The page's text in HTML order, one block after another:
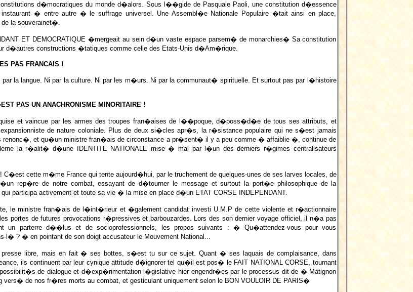
d�mocratiques du monde d�alors. Sous l��gide de Pasquale Paoli, une constitution d�essence
� entre autre � le suffrage universel. Une Assembl�e Nationale Populaire �tait ainsi en place,
la souverainet�.
ET DEMOCRATIQUE �mergeait au sein d�un vaste espace parsem� de monarchies� Sa constitution
d�autres constructions �tatiques comme celle des Etats-Unis d�Am�rique.
PAS FRANCAIS !
par la langue. Ni par la culture. Ni par les m�urs. Ni par la communaut� spirituelle. Et surtout pas par l�histoire
PAS UN ANACHRONISME MINORITAIRE !
et vaincue par les armes des troupes fran�aises de l��poque, d�poss�d�e de tous ses attributs, et
de nature coloniale. Plus de deux si�cles apr�s, la r�sistance populaire qui ne s�est jamais
et qu�un ministre fran�ais de circonstance a pr�sent� il y a peu comme � affaiblie �, continue de
la r�alit� d�une IDENTITE NATIONALE mise � mal par l�un des derniers r�gimes centralisateurs
C�est cette m�me France qui tente aujourd�hui, par le truchement de quelques-unes de ses larves locales, de
rep�re de notre combat, essayant de d�tourner le message et surtout la port�e philosophique de la
participa activement et toute sa vie � la mise en place d�un ETAT CORSE INDEPENDANT.
le ministre fran�ais de l�int�rieur et �galement candidat investi U.M.P de cette violente et r�actionnaire
portes de futures provocations r�pressives et barbouzardes. Lors des son dernier voyage officiel, il n�a pas
parterre d��lus et de socioprofessionnels, les propos suivants : � Qu�attendez-vous pour vous
l� ? � en pointant de son doigt accusateur le Mouvement National...
presse libre, mais en fait � ses bottes, s�est tu sur ce sujet. Quant � ses laquais de complaisance, dans
ils continuent par leur cynique attitude d�ignorer tel qu�il est pos� le FAIT NATIONAL CORSE, tournant
de dialogue et d�exp�rimentation l�gislative hier engendr�es par le processus dit de � Matignon
vers� de nos fr�res morts au combat, et gesticulant uniquement selon le BON VOULOIR DE PARIS�